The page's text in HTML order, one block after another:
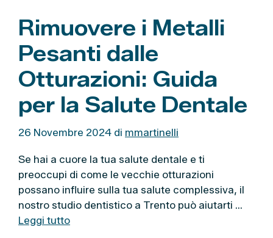
Rimuovere i Metalli
Pesanti dalle
Otturazioni: Guida
per la Salute Dentale
26 Novembre 2024 di mmartinelli
Se hai a cuore la tua salute dentale e ti
preoccupi di come le vecchie otturazioni
possano influire sulla tua salute complessiva, il
nostro studio dentistico a Trento può aiutarti …
Leggi tutto